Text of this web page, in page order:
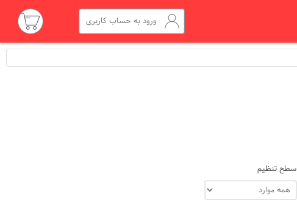
ورود به حساب کاربری
سطح تنظیم